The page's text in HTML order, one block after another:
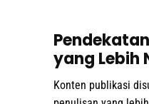
yang Lebih
Konten publikasi